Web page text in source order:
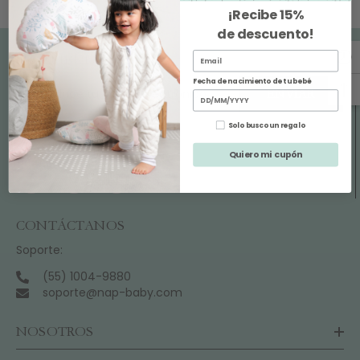
SUSCRÍBETE
ENVIAR
SÍGUENOS
CONTÁCTANOS
Soporte:
(55) 1004-9880
soporte@nap-baby.com
NOSOTROS
¡Recibe15%
de descuento!
Fecha de nacimiento de tu bebé
Solo busco un regalo
Quiero mi cupón